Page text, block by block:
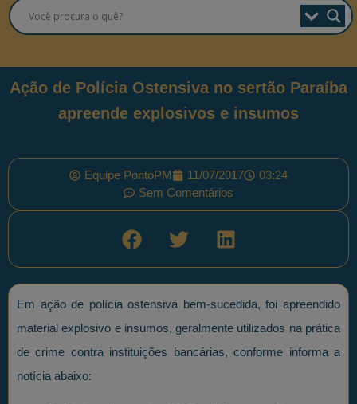
Ação de Polícia Ostensiva no sertão Paraíba
apreende explosivos e insumos
Equipe PontoPM 11/07/2017
03:24
Sem Comentários
Em ação de polícia ostensiva bem-sucedida, foi apreendido
material explosivo e insumos, geralmente utilizados na prática
de crime contra instituições bancárias, conforme informa a
notícia abaixo: